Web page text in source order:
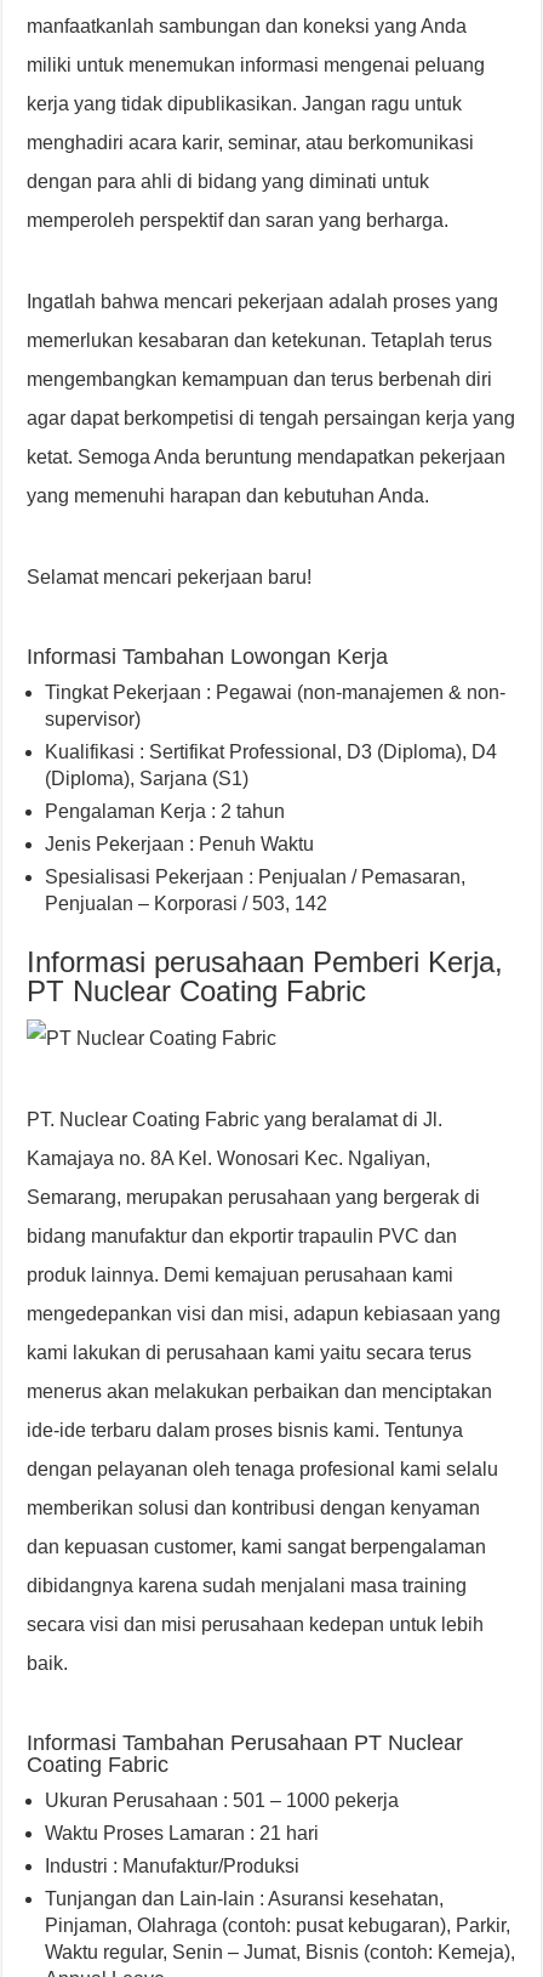
manfaatkanlah sambungan dan koneksi yang Anda
miliki untuk menemukan informasi mengenai peluang
kerja yang tidak dipublikasikan. Jangan ragu untuk
menghadiri acara karir, seminar, atau berkomunikasi
dengan para ahli di bidang yang diminati untuk
memperoleh perspektif dan saran yang berharga.
Ingatlah bahwa mencari pekerjaan adalah proses yang
memerlukan kesabaran dan ketekunan. Tetaplah terus
mengembangkan kemampuan dan terus berbenah diri
agar dapat berkompetisi di tengah persaingan kerja yang
ketat. Semoga Anda beruntung mendapatkan pekerjaan
yang memenuhi harapan dan kebutuhan Anda.
Selamat mencari pekerjaan baru!
Informasi Tambahan Lowongan Kerja
Tingkat Pekerjaan : Pegawai (non-manajemen & non-
supervisor)
Kualifikasi : Sertifikat Professional, D3 (Diploma), D4
(Diploma), Sarjana (S1)
Pengalaman Kerja : 2 tahun
Jenis Pekerjaan : Penuh Waktu
Spesialisasi Pekerjaan : Penjualan / Pemasaran,
Penjualan – Korporasi / 503, 142
Informasi perusahaan Pemberi Kerja,
PT Nuclear Coating Fabric
PT. Nuclear Coating Fabric yang beralamat di Jl.
Kamajaya no. 8A Kel. Wonosari Kec. Ngaliyan,
Semarang, merupakan perusahaan yang bergerak di
bidang manufaktur dan ekportir trapaulin PVC dan
produk lainnya. Demi kemajuan perusahaan kami
mengedepankan visi dan misi, adapun kebiasaan yang
kami lakukan di perusahaan kami yaitu secara terus
menerus akan melakukan perbaikan dan menciptakan
ide-ide terbaru dalam proses bisnis kami. Tentunya
dengan pelayanan oleh tenaga profesional kami selalu
memberikan solusi dan kontribusi dengan kenyaman
dan kepuasan customer, kami sangat berpengalaman
dibidangnya karena sudah menjalani masa training
secara visi dan misi perusahaan kedepan untuk lebih
baik.
Informasi Tambahan Perusahaan PT Nuclear
Coating Fabric
Ukuran Perusahaan : 501 – 1000 pekerja
Waktu Proses Lamaran : 21 hari
Industri : Manufaktur/Produksi
Tunjangan dan Lain-lain : Asuransi kesehatan,
Pinjaman,Olahraga (contoh: pusat kebugaran), Parkir,
Waktu regular, Senin – Jumat, Bisnis (contoh: Kemeja),